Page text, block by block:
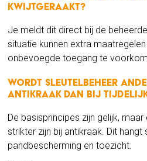
kwijtgeraakt?
Je meldt dit direct bij de
situatie kunnen extra
onbevoegde toegang te
Wordt sleutelbeheer
antikraak dan bij
De basisprincipes zijn gelijk,
strikter zijn bij antikraak. Dit
pandbescherming en toezicht.